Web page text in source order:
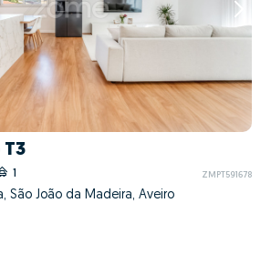
1 ZMPT591678
São João da Madeira, Aveiro